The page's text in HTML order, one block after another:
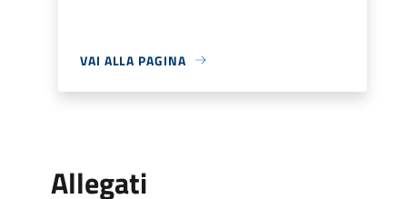
VAI ALLA PAGINA
Allegati